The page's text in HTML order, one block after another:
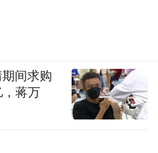
间求购
蒋万